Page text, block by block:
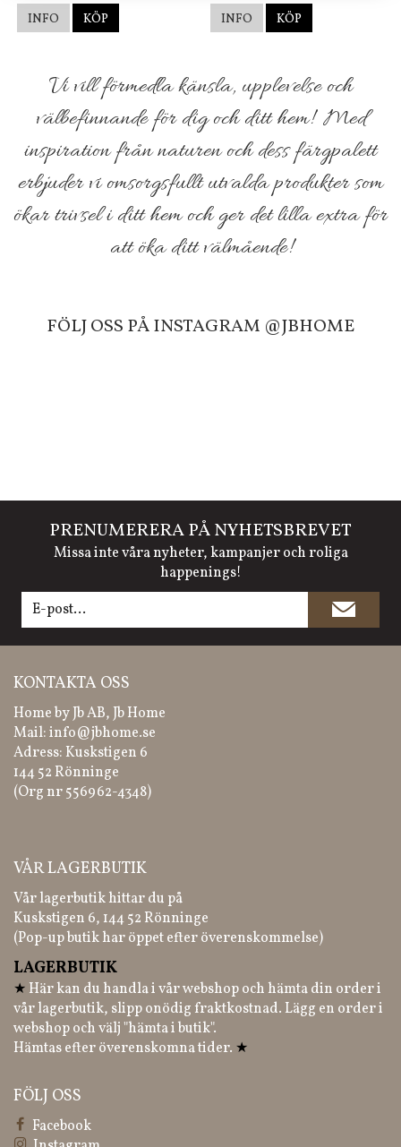
INFO KÖP INFO KÖP
Vi vill förmedla känsla, upplevelse och
välbefinnande för dig och ditt hem! Med
inspiration från naturen och dess färgpalett
erbjuder vi omsorgsfullt utvalda produkter som
ökar trivsel i ditt hem och ger det lilla extra för
att öka ditt välmående!
FÖLJ OSS PÅ INSTAGRAM @JBHOME
PRENUMERERA PÅ NYHETSBREVET
Missa inte våra nyheter, kampanjer och roliga
happenings!
KONTAKTA OSS
Home by Jb AB, Jb Home
Mail:info@jbhome.se
Adress: Kuskstigen 6
144 52 Rönninge
(Org nr 556962-4348)
VÅR LAGERBUTIK
Vår lagerbutik hittar du på
Kuskstigen 6, 144 52 Rönninge
(Pop-up butik har öppet efter överenskommelse)
LAGERBUTIK
★ Här kan du handla i vår webshop och hämta din order i
vår lagerbutik, slipp onödig fraktkostnad. Lägg en order i
webshop och välj "hämta i butik".
Hämtas efter överenskomna tider. ★
FÖLJ OSS
Facebook